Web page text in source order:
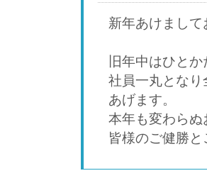
新年あけまし
旧年中はひと
社員一丸とな
あげます。
本年も変わら
皆様のご健勝